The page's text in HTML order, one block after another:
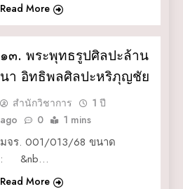
Read More
๑๓. พระพุทธรูปศิลปะล้าน
นา อิทธิพลศิลปะหริภุญชัย
สำนักวิชาการ
1 ปี
ago
0 1 mins
มจร. 001/013/68 ขนาด
: &nb…
Read More